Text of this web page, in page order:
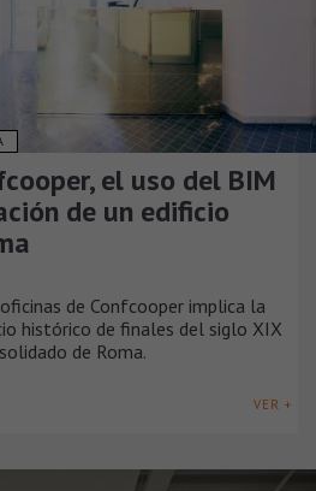
el uso del BIM
de un edificio
de Confcooper implica la
histórico de finales del siglo XIX
de Roma.
VER +